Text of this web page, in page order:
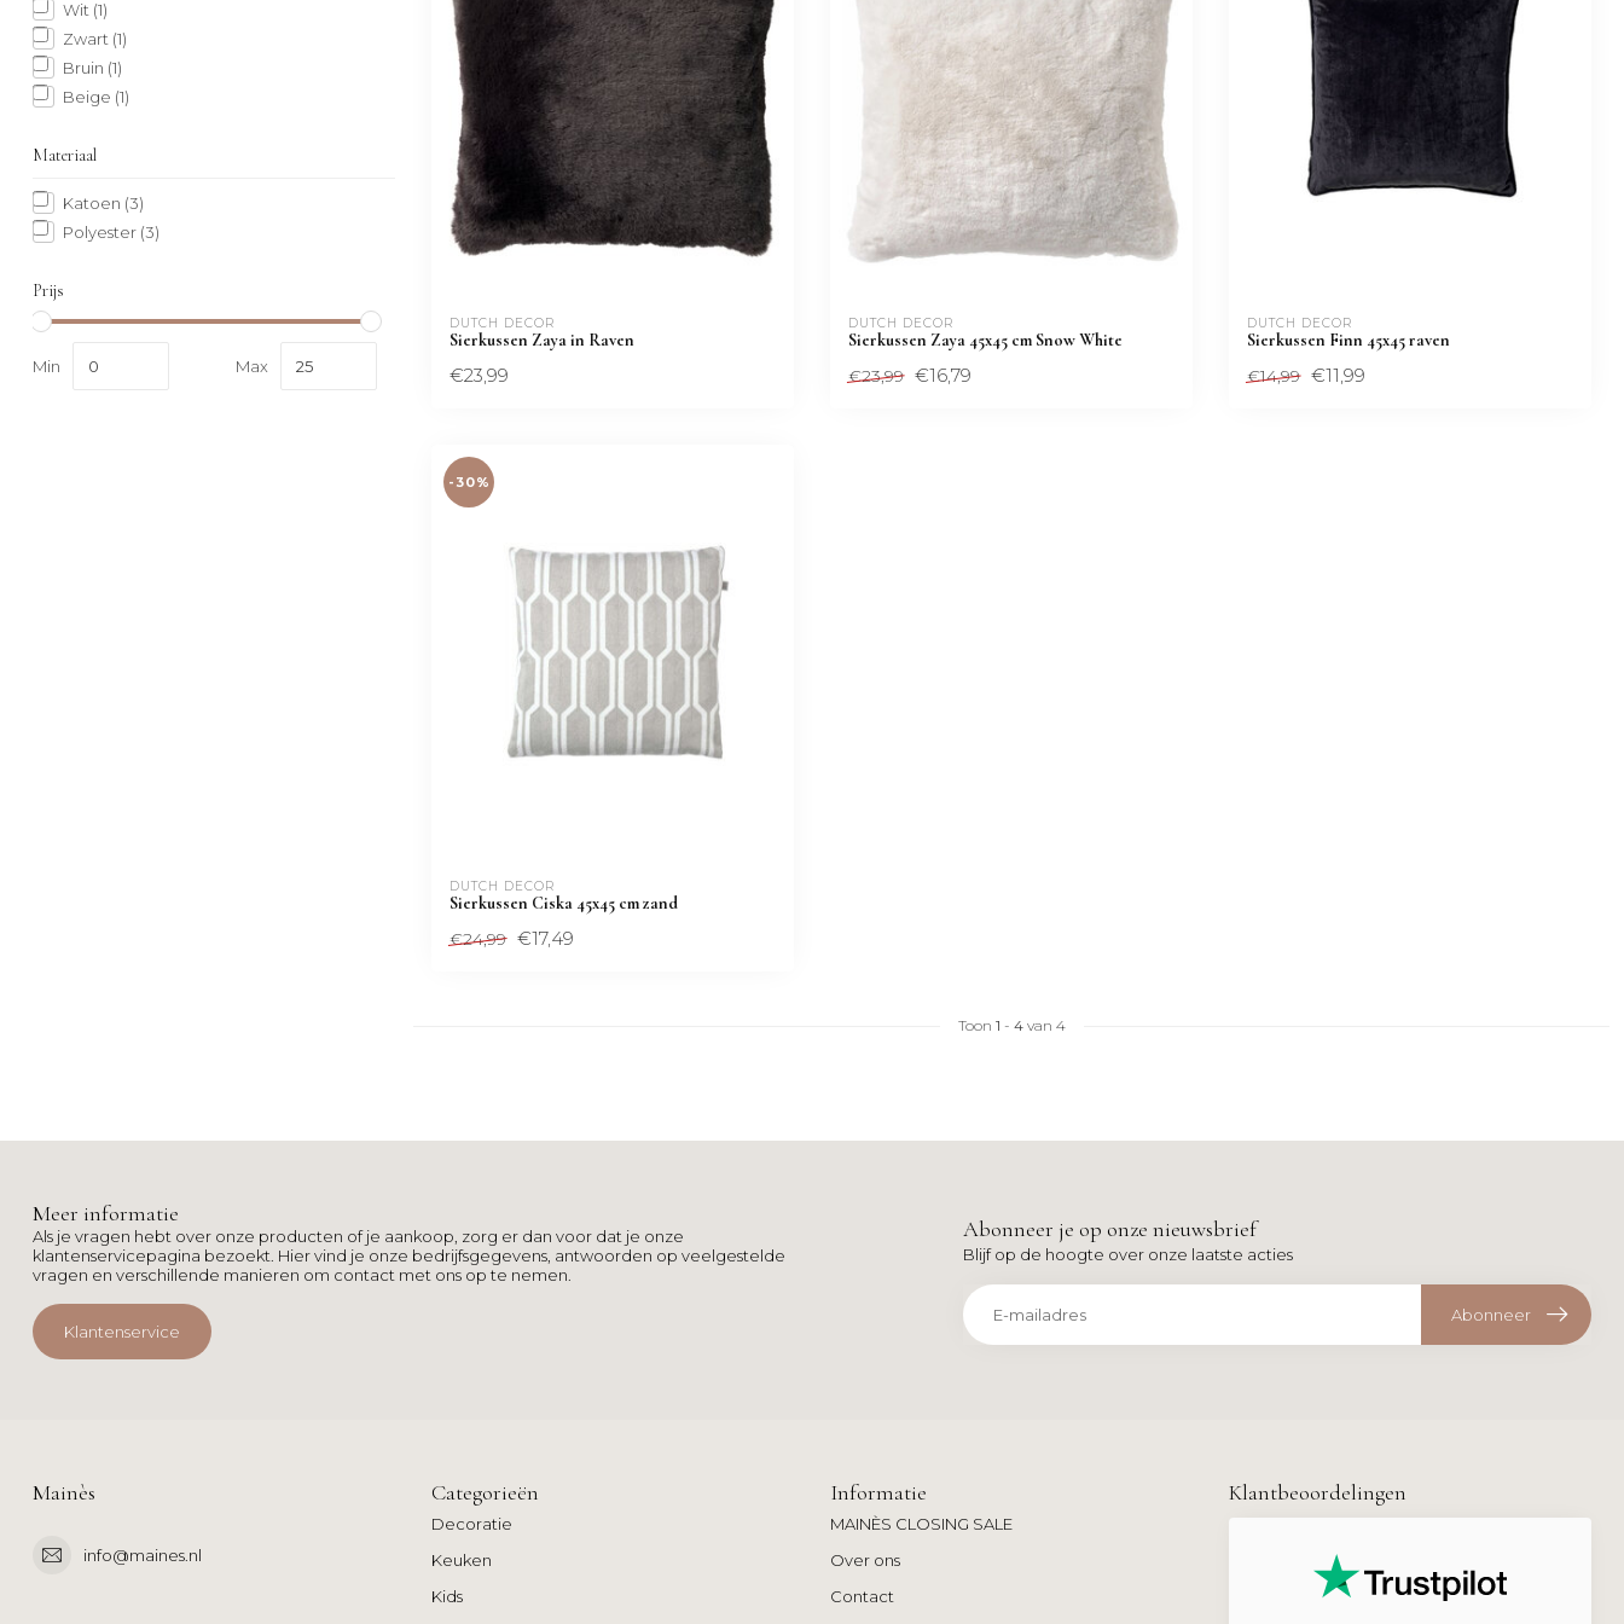
Wit (1)
Zwart (1)
Bruin (1)
Beige (1)
Materiaal
Katoen (3)
Polyester (3)
Prijs
Min Max
DUTCH DECOR
Sierkussen Zaya in Raven
€23,99
DUTCH DECOR
Sierkussen Zaya 45x45 cm Snow White
€23,99 €16,79
DUTCH DECOR
Sierkussen Finn 45x45 raven
€14,99 €11,99
-30%
DUTCH DECOR
Sierkussen Ciska 45x45 cm zand
€24,99 €17,49
Toon 1 - 4van 4
Meer informatie
Als je vragen hebt over onze producten of je aankoop, zorg er dan voor dat je onze
klantenservicepagina bezoekt. Hier vind je onze bedrijfsgegevens, antwoorden op veelgestelde
vragen en verschillende manieren om contact met ons op te nemen.
Klantenservice
Abonneer je op onze nieuwsbrief
Blijf op de hoogte over onze laatste acties
Abonneer
Mainès
info@maines.nl
Categorieën
Decoratie
Keuken
Kids
Informatie
MAINÈS CLOSING SALE
Over ons
Contact
Klantbeoordelingen